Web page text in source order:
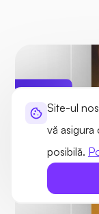
Site-ul
vă asigura
posibilă.
Protejat
Nu au fost găsite
amenințări